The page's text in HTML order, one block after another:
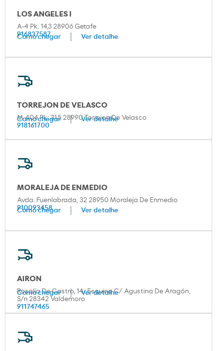
Como chegar Ver detalhe
TORREJON DE VELASCO
M-404 Pk: 31,5 28990 Torrejon De Velasco
918161700
Como chegar Ver detalhe
AIRON
Rosalía De Castro, 14- Esquina C/ Agustina De Aragón,
S/n 28342 Valdemoro
911747465
LOS ANGELES I
A-4 Pk: 14,3 28906 Getafe
916837587
Como chegar Ver detalhe
MORALEJA DE ENMEDIO
Avda. Fuenlabrada, 32 28950 Moraleja De Enmedio
910093458
Como chegar Ver detalhe